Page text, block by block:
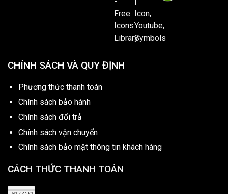
CHÍNH SÁCH VÀ QUY ĐỊNH
Phương thức thanh toán
Chính sách bảo hành
Chính sách đổi trả
Chính sách vận chuyển
Chính sách bảo mật thông tin khách hàng
CÁCH THỨC THANH TOÁN